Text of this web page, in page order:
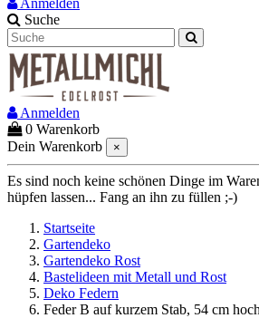
Anmelden
Suche
Anmelden
0 Warenkorb
Dein Warenkorb
×
Es sind noch keine schönen Dinge im
hüpfen lassen... Fang an ihn zu füllen ;-)
Startseite
Gartendeko
Gartendeko Rost
Bastelideen mit Metall und Rost
Deko Federn
Feder B auf kurzem Stab, 54 cm hoch